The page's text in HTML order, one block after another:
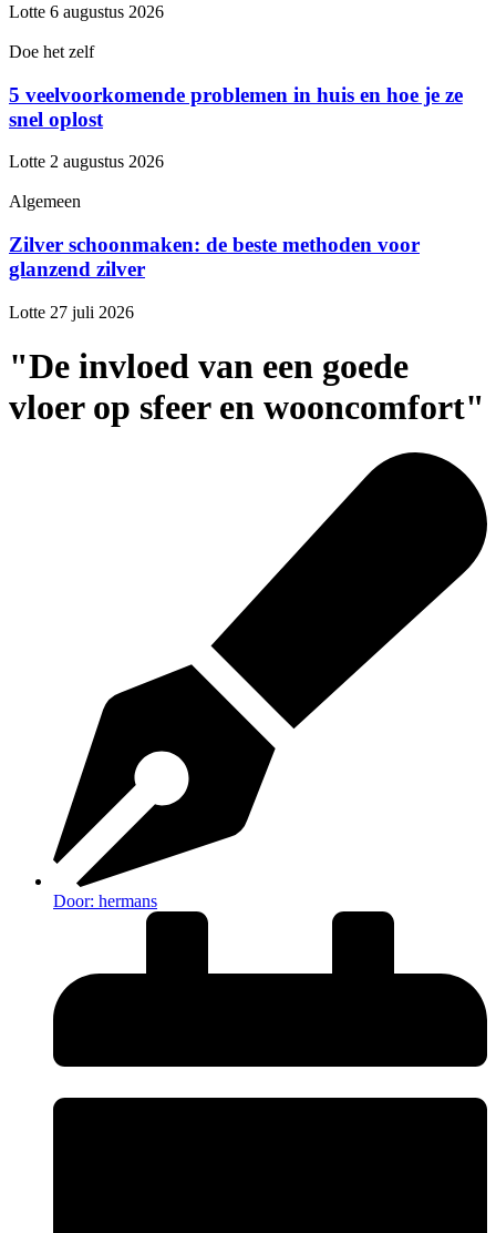
Lotte 6 augustus 2026
Doe het zelf
5 veelvoorkomende problemen in huis en hoe je ze
snel oplost
Lotte 2 augustus 2026
Algemeen
Zilver schoonmaken: de beste methoden voor
glanzend zilver
Lotte 27 juli 2026
"De invloed van een goede
vloer op sfeer en wooncomfort"
Door: hermans